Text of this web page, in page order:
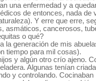
una enfermedad y a
de entonces, nada de
Y erre que erre,
asmáticos, cancerosos,
o qué?
la generación de mis
tiempo para mil cosas).
y algún otro crío ajeno.
Algunas tenían
y controlando.